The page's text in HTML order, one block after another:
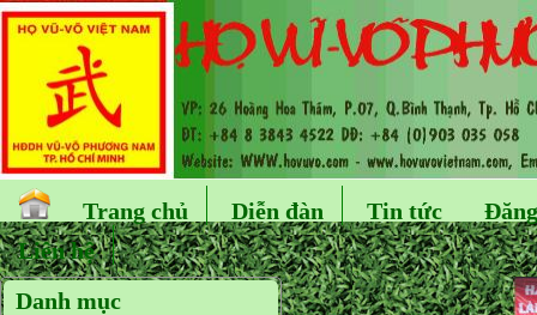
Trang chủ Diễn đàn Tin tức
Liên hệ
Danh mục